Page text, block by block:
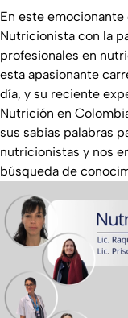
En este
Nutricionista con la
profesionales en
esta apasionante
día, y su reciente
Nutrición en
sus sabias palabras
nutricionistas y nos
búsqueda de